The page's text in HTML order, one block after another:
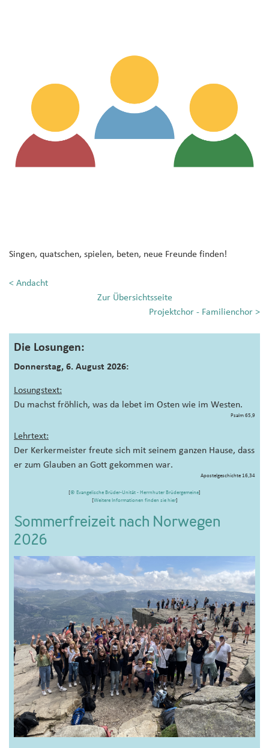
Die Losungen:
Donnerstag, 6. August 2026:
Losungstext:
Du machst fröhlich, was da lebet im Osten wie im Westen.
Psalm 65,9
Lehrtext:
Der Kerkermeister freute sich mit seinem ganzen Hause, dass
er zum Glauben an Gott gekommen war.
Apostelgeschichte 16,34
[© Evangelische Brüder-Unität - Herrnhuter Brüdergemeine]
[Weitere Informationen finden sie hier]
Sommerfreizeit nach Norwegen
2026
Singen, quatschen, spielen, beten, neue Freunde finden!
< Andacht
Zur Übersichtsseite
Projektchor - Familienchor >